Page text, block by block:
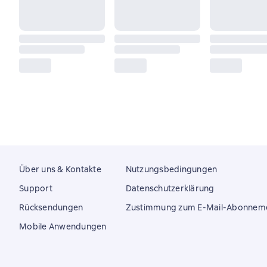
Über uns & Kontakte
Support
Rücksendungen
Mobile Anwendungen
Nutzungsbedingungen
Datenschutzerklärung
Zustimmung zum E-Mail-